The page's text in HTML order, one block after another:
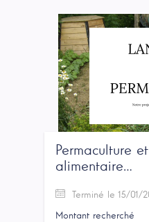
Permaculture
alimentaire…
Terminé le 15/01/
Montant recherché